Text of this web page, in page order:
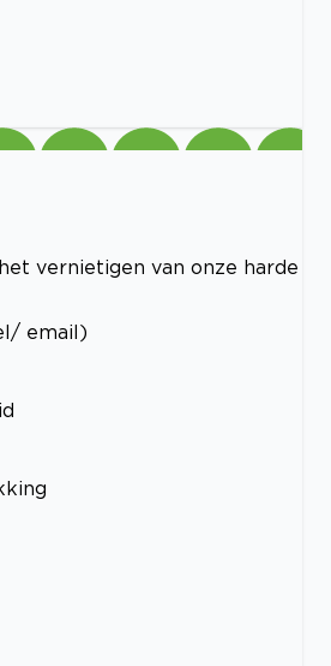
vernietigen van onze harde
email)